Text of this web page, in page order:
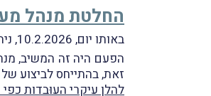
החלטת מנהל
באותו יום, 10.2.2026, ניתן גם פסק דינו של בית-המשפט המחוזי מרכז-לוד בעניין
זאת, בהתייחס לביצוע של 15 עסקות למכירת חלקים ממקרקעין בהם החזיקה המערערת במשך שנים רבות.
להלן עיקרי העוּבדות